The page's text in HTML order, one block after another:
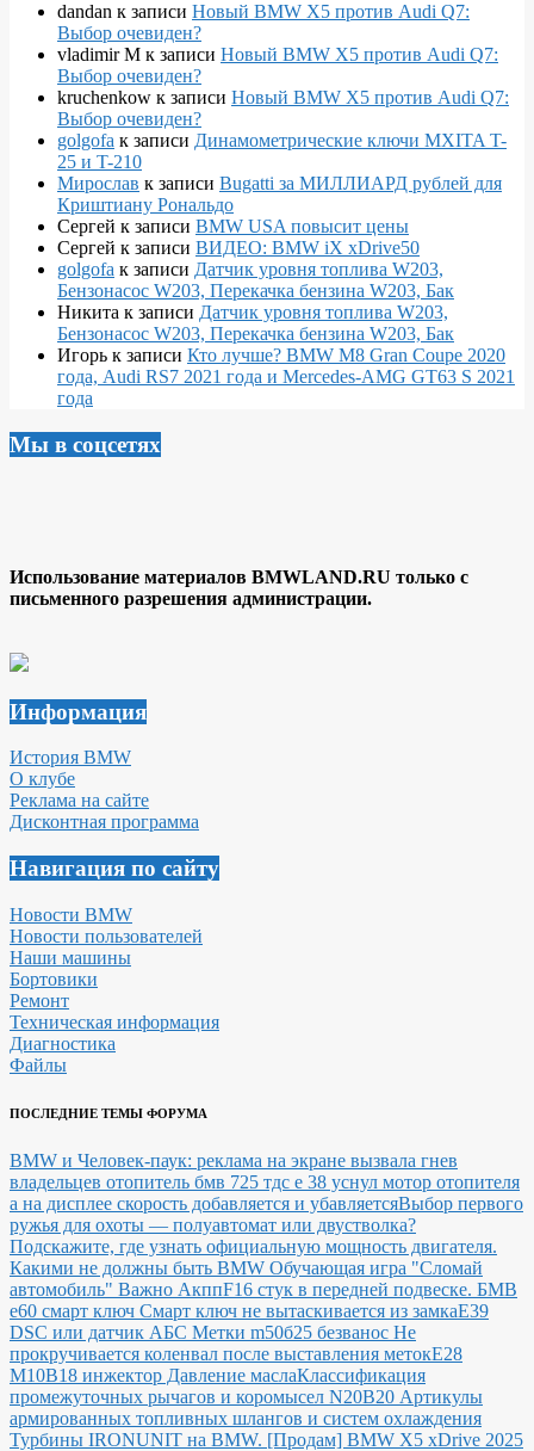
dandan к записи Новый BMW X5 против Audi Q7:
Выбор очевиден?
vladimir M к записи Новый BMW X5 против Audi Q7:
Выбор очевиден?
kruchenkow к записи Новый BMW X5 против Audi Q7:
Выбор очевиден?
golgofa к записи Динамометрические ключи MXITA T-
25 и T-210
Мирослав к записи Bugatti за МИЛЛИАРД рублей для
Криштиану Рональдо
Сергей к записи BMW USA повысит цены
Сергей к записи ВИДЕО: BMW iX xDrive50
golgofa к записи Датчик уровня топлива W203,
Бензонасос W203, Перекачка бензина W203, Бак
Никита к записи Датчик уровня топлива W203,
Бензонасос W203, Перекачка бензина W203, Бак
Игорь к записи Кто лучше? BMW M8 Gran Coupe 2020
года, Audi RS7 2021 года и Mercedes-AMG GT63 S 2021
года
Мы в соцсетях
Использование материалов BMWLAND.RU только с
письменного разрешения администрации.
Информация
История BMW
О клубе
Реклама на сайте
Дисконтная программа
Навигация по сайту
Новости BMW
Новости пользователей
Наши машины
Бортовики
Ремонт
Техническая информация
Диагностика
Файлы
ПОСЛЕДНИЕ ТЕМЫ ФОРУМА
BMW и Человек-паук: реклама на экране вызвала гнев
владельцев отопитель бмв 725 тдс е 38 уснул мотор отопителя
а на дисплее скорость добавляется и убавляетсяВыбор первого
ружья для охоты — полуавтомат или двустволка?
Подскажите, где узнать официальную мощность двигателя.
Какими не должны быть BMW Обучающая игра "Сломай
автомобиль" Важно АкппF16 стук в передней подвеске. БМВ
е60 смарт ключ Смарт ключ не вытаскивается из замкаE39
DSC или датчик АБС Метки m50б25 безванос Не
прокручивается коленвал после выставления метокЕ28
М10В18 инжектор Давление маслаКлассификация
промежуточных рычагов и коромысел N20B20 Артикулы
армированных топливных шлангов и систем охлаждения
Турбины IRONUNIT на BMW. [Продам] BMW X5 xDrive 2025